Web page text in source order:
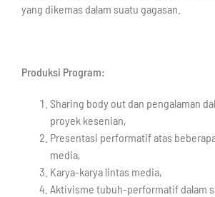
yang dikemas dalam suatu gagasan.
Produksi Program:
Sharing body out dan pengalaman
proyek kesenian,
Presentasi performatif atas
media,
Karya-karya lintas media,
Aktivisme tubuh-performatif dalam